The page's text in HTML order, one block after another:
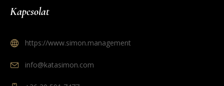
Kapcsolat
https://www.simon.management
info@katasimon.com